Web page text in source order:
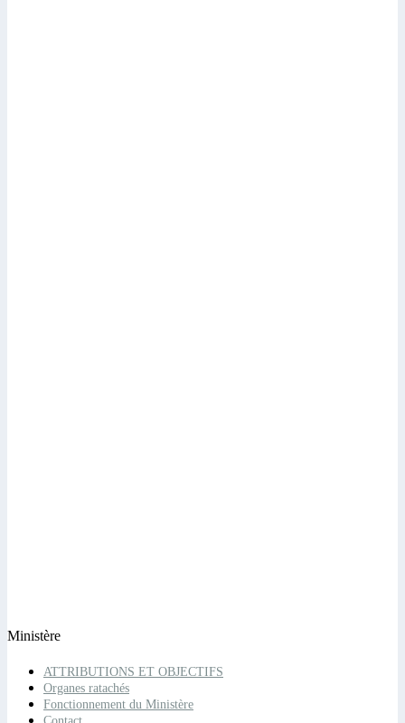
Ministère
ATTRIBUTIONS ET OBJECTIFS
Organes ratachés
Fonctionnement du Ministère